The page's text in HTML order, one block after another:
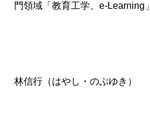
門領域「教育工学、e-Learning」
林信行（はやし・のぶゆき）